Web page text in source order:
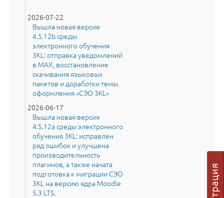
2026-07-22
Вышла новая версия
4.5.12b среды
электронного обучения
3KL: отправка уведомлений
в MAX, восстановление
скачивания языковых
пакетов и доработки темы
оформления «СЭО 3KL»
2026-06-17
Вышла новая версия
4.5.12a среды электронного
обучения 3KL: исправлен
ряд ошибок и улучшена
производительность
плагинов, а также начата
подготовка к миграции СЭО
3KL на версию ядра Moodle
5.3 LTS.